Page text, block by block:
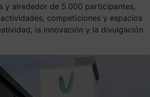
y alrededor de 5.000 participantes,
competiciones y espacios
la innovación y la divulgación